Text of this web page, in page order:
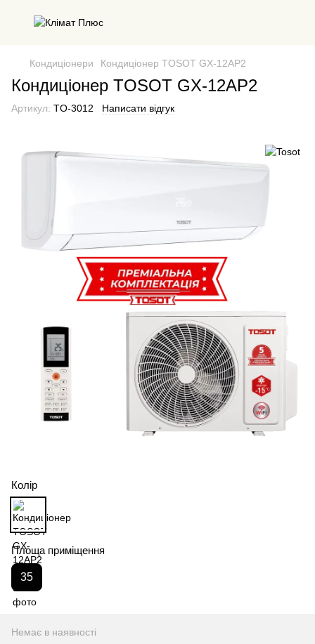
Кондиціонери Кондиціонер TOSOT GX-12AP2
Кондиціонер TOSOT GX-12AP2
Артикул: TO-3012 Написати відгук
Колір
Площа приміщення
35
Немає в наявності